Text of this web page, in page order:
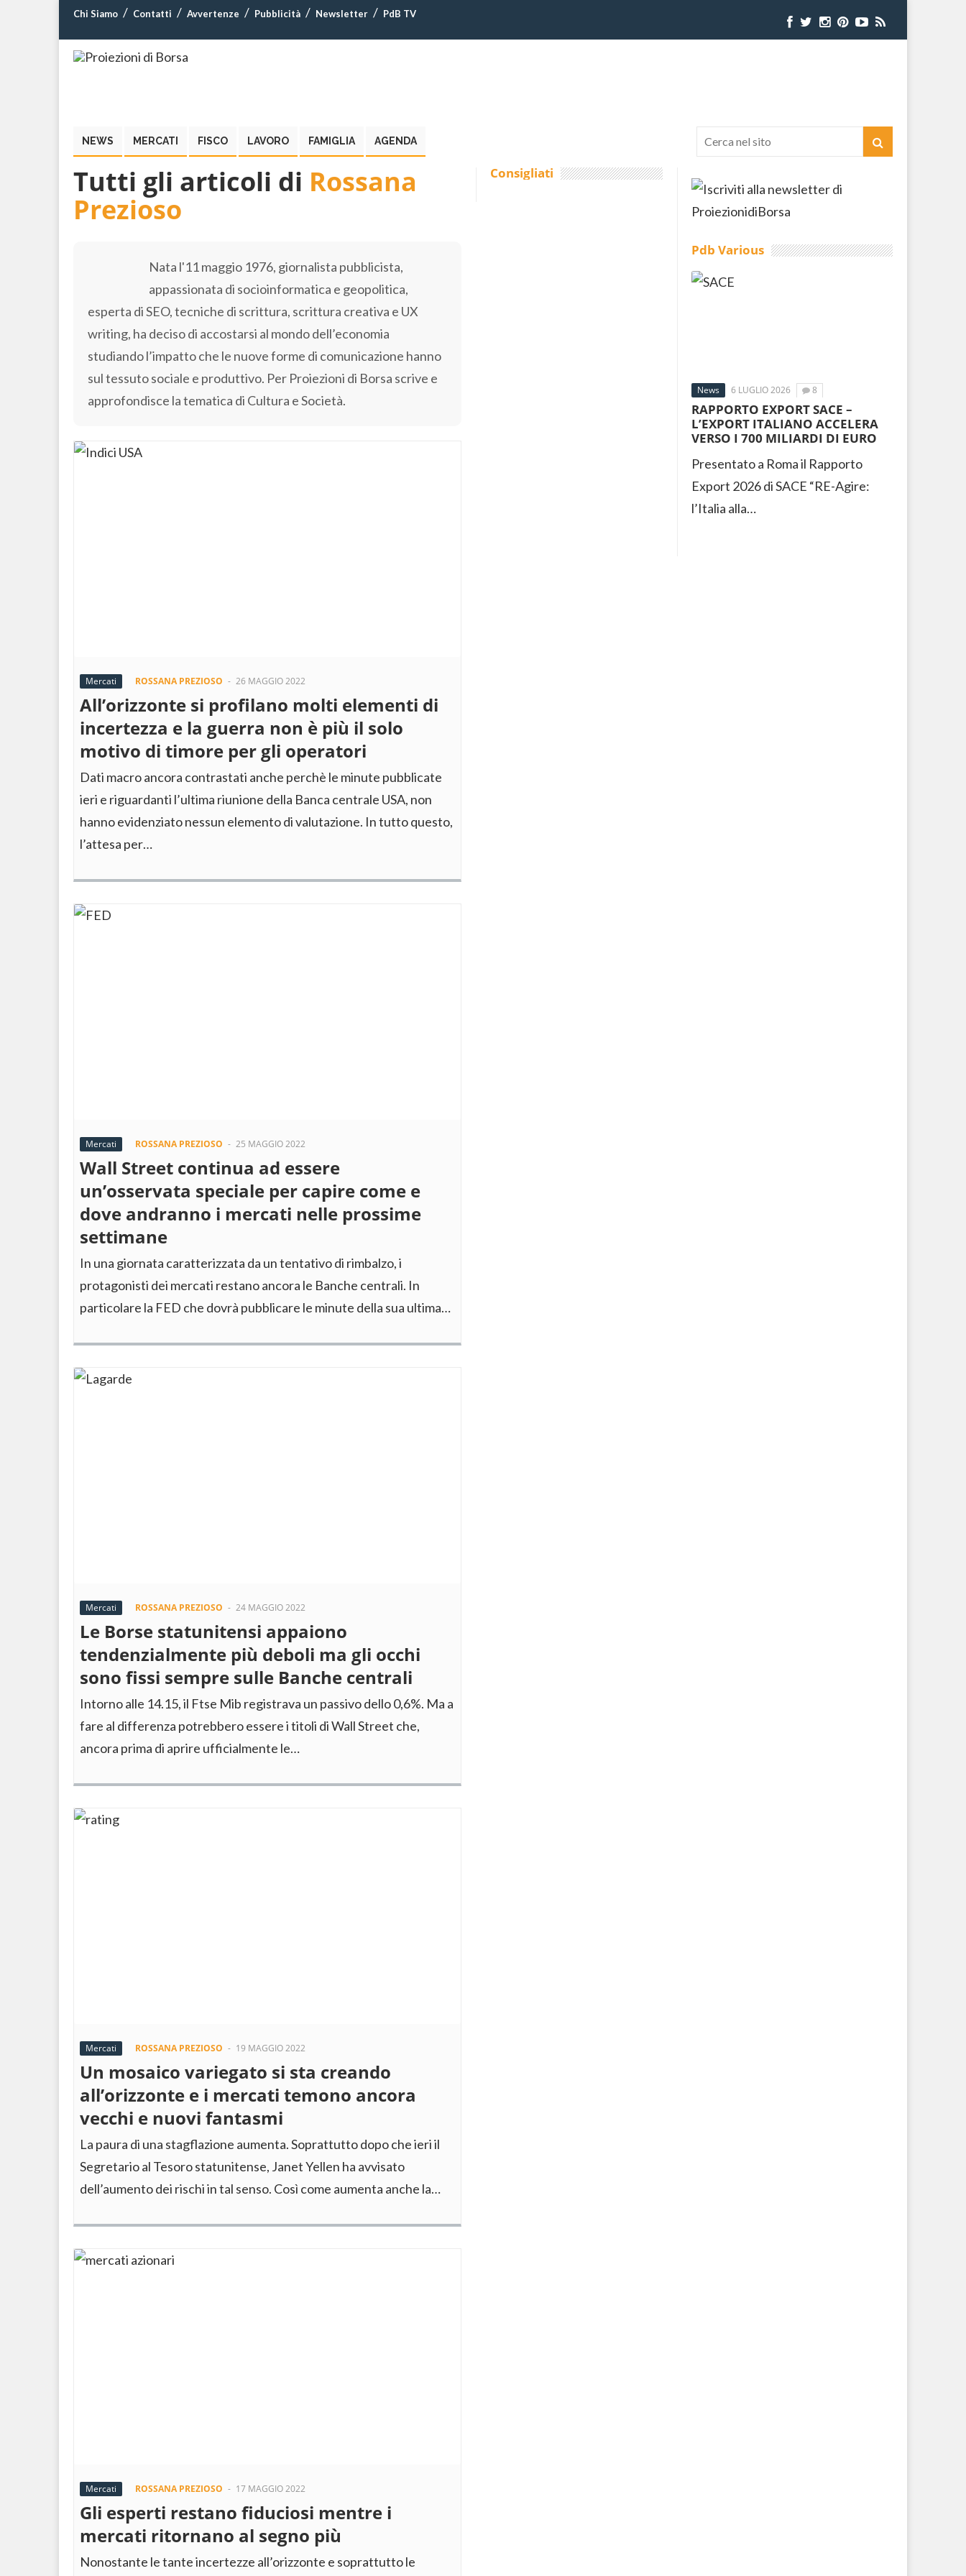
Chi Siamo Contatti Avvertenze Pubblicità Newsletter PdB TV
NEWS MERCATI FISCO LAVORO FAMIGLIA AGENDA
Tutti gli articoli di Rossana
Prezioso
Nata l'11 maggio 1976, giornalista pubblicista,
appassionata di socioinformatica e geopolitica,
esperta di SEO, tecniche di scrittura, scrittura creativa e UX
writing, ha deciso di accostarsi al mondo dell’economia
studiando l’impatto che le nuove forme di comunicazione hanno
sul tessuto sociale e produttivo. Per Proiezioni di Borsa scrive e
approfondisce la tematica di Cultura e Società.
Mercati ROSSANA PREZIOSO - 26 MAGGIO 2022
All’orizzonte si profilano molti elementi di
incertezza e la guerra non è più il solo
motivo di timore per gli operatori
Dati macro ancora contrastati anche perchè le minute pubblicate
ieri e riguardanti l’ultima riunione della Banca centrale USA, non
hanno evidenziato nessun elemento di valutazione. In tutto questo,
l’attesa per…
Mercati ROSSANA PREZIOSO - 25 MAGGIO 2022
Wall Street continua ad essere
un’osservata speciale per capire come e
dove andranno i mercati nelle prossime
settimane
In una giornata caratterizzata da un tentativo di rimbalzo, i
protagonisti dei mercati restano ancora le Banche centrali. In
particolare la FED che dovrà pubblicare le minute della sua ultima…
Mercati ROSSANA PREZIOSO - 24 MAGGIO 2022
Le Borse statunitensi appaiono
tendenzialmente più deboli ma gli occhi
sono fissi sempre sulle Banche centrali
Intorno alle 14.15, il Ftse Mib registrava un passivo dello 0,6%. Ma a
fare al differenza potrebbero essere i titoli di Wall Street che,
ancora prima di aprire ufficialmente le…
Mercati ROSSANA PREZIOSO - 19 MAGGIO 2022
Un mosaico variegato si sta creando
all’orizzonte e i mercati temono ancora
vecchi e nuovi fantasmi
La paura di una stagflazione aumenta. Soprattutto dopo che ieri il
Segretario al Tesoro statunitense, Janet Yellen ha avvisato
dell’aumento dei rischi in tal senso. Così come aumenta anche la…
Mercati ROSSANA PREZIOSO - 17 MAGGIO 2022
Gli esperti restano fiduciosi mentre i
mercati ritornano al segno più
Nonostante le tante incertezze all’orizzonte e soprattutto le
Consigliati
Pdb Various
News 6 LUGLIO 2026 8
RAPPORTO EXPORT SACE –
L’EXPORT ITALIANO ACCELERA
VERSO I 700 MILIARDI DI EURO
Presentato a Roma il Rapporto
Export 2026 di SACE “RE-Agire:
l’Italia alla…